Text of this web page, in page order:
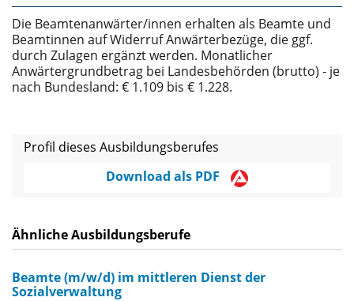
Die Beamtenanwärter/innen erhalten als Beamte und
Beamtinnen auf Widerruf Anwärterbezüge, die ggf.
durch Zulagen ergänzt werden. Monatlicher
Anwärtergrundbetrag bei Landesbehörden (brutto) ‑ je
nach Bundesland: € 1.109 bis € 1.228.
Profil dieses Ausbildungsberufes
Download als PDF
Ähnliche Ausbildungsberufe
Beamte (m/w/d) im mittleren Dienst der
Sozialverwaltung